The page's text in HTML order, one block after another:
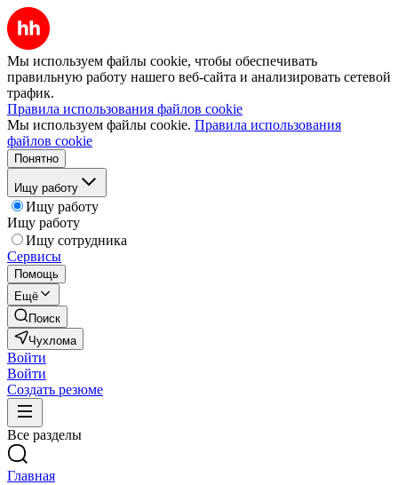
Мы используем файлы cookie, чтобы обеспечивать
правильную работу нашего веб-сайта и анализировать сетевой
трафик.
Правила использования файлов cookie
Мы используем файлы cookie. Правила использования
файлов cookie
Понятно
Ищу работу
Ищу работу
Ищу работу
Ищу сотрудника
Сервисы
Помощь
Ещё
Поиск
Чухлома
Войти
Войти
Создать резюме
Все разделы
Главная